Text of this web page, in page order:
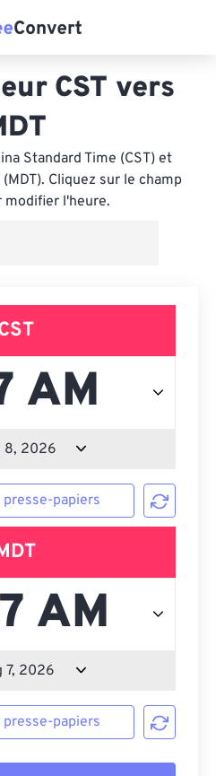
CST vers
Standard Time (CST) et
Cliquez sur le champ
modifier l'heure.
presse-papiers
presse-papiers